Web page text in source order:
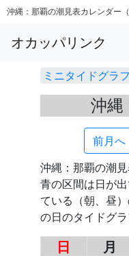
沖縄：那覇の潮見表カレンダー
オカッパリンク
ミニタイドグラフ
沖縄
前月へ
沖縄：那覇の潮
青の区間は日が
ている（朝、昼
の日のタイドグラ
日 月